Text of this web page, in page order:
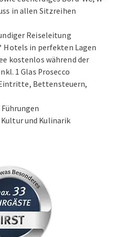
in allen Sitzreihen
Reiseleitung
Hotels in perfekten Lagen
kostenlos während der
1 Glas Prosecco
Bettensteuern,
und Kulinarik